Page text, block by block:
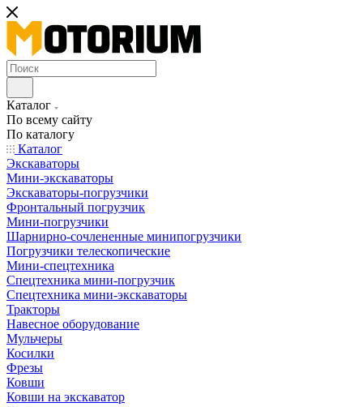
Каталог
По всему сайту
По каталогу
Каталог
Экскаваторы
Мини-экскаваторы
Экскаваторы-погрузчики
Фронтальный погрузчик
Мини-погрузчики
Шарнирно-сочлененные минипогрузчики
Погрузчики телескопические
Мини-спецтехника
Спецтехника мини-погрузчик
Спецтехника мини-экскаваторы
Тракторы
Навесное оборудование
Мульчеры
Косилки
Фрезы
Ковши
Ковши на экскаватор